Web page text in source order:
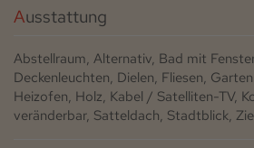
Ausstattung
Abstellraum Alternativ Bad mit Fenster
Deckenleuchten Dielen Fliesen
Heizofen Holz Kabel / Satelliten-TV
veränderbar Satteldach Stadtblick